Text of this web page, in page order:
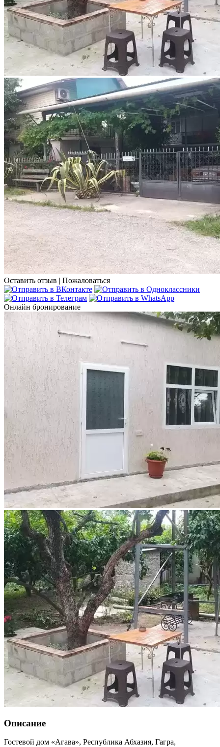
Оставить отзыв | Пожаловаться
Онлайн бронирование
Описание
Гостевой дом «Агава», Республика Абхазия, Гагра,